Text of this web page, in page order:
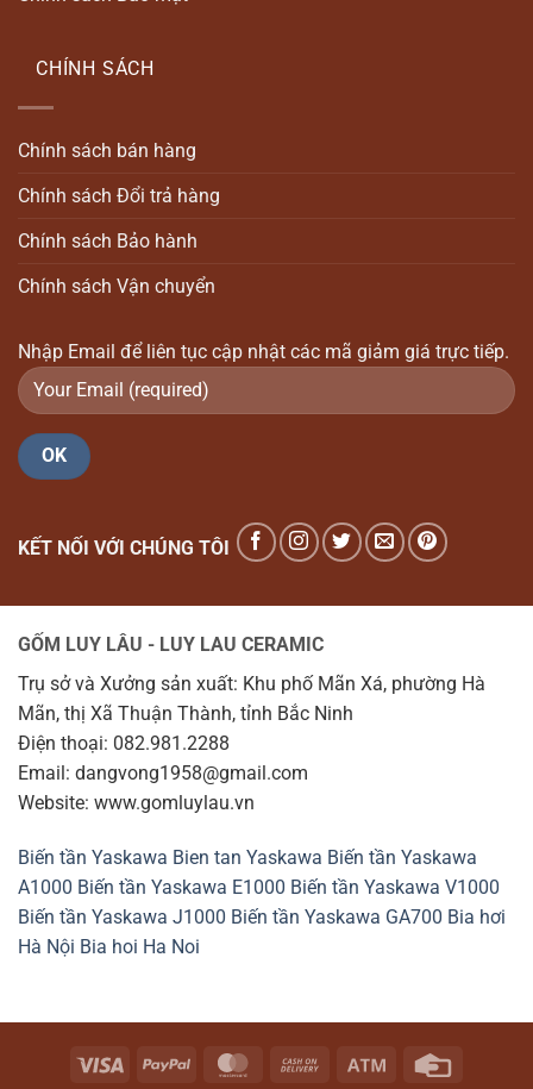
CHÍNH SÁCH
Chính sách bán hàng
Chính sách Đổi trả hàng
Chính sách Bảo hành
Chính sách Vận chuyển
Nhập Email để liên tục cập nhật các mã giảm giá trực tiếp.
KẾT NỐI VỚI CHÚNG TÔI
GỐM LUY LÂU - LUY LAU CERAMIC
Trụ sở và Xưởng sản xuất: Khu phố Mãn Xá, phường Hà
Mãn, thị Xã Thuận Thành, tỉnh Bắc Ninh
Điện thoại: 082.981.2288
Email: dangvong1958@gmail.com
Website: www.gomluylau.vn
Biến tần Yaskawa Bien tan Yaskawa Biến tần Yaskawa
A1000 Biến tần Yaskawa E1000 Biến tần Yaskawa V1000
Biến tần Yaskawa J1000 Biến tần Yaskawa GA700 Bia hơi
Hà Nội Bia hoi Ha Noi
Visa PayPal MasterCardCash
Atm